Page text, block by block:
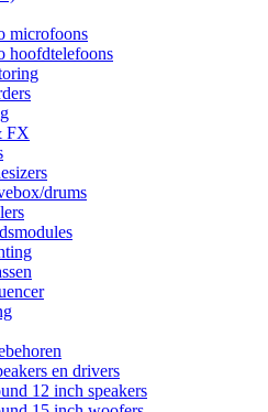
microfoons
hoofdtelefoons
FX
drums
en drivers
12 inch speakers